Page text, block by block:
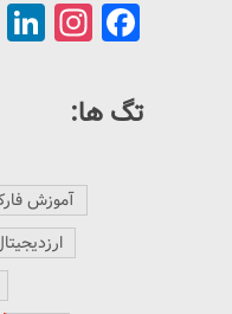
تگ ها:
آموزش